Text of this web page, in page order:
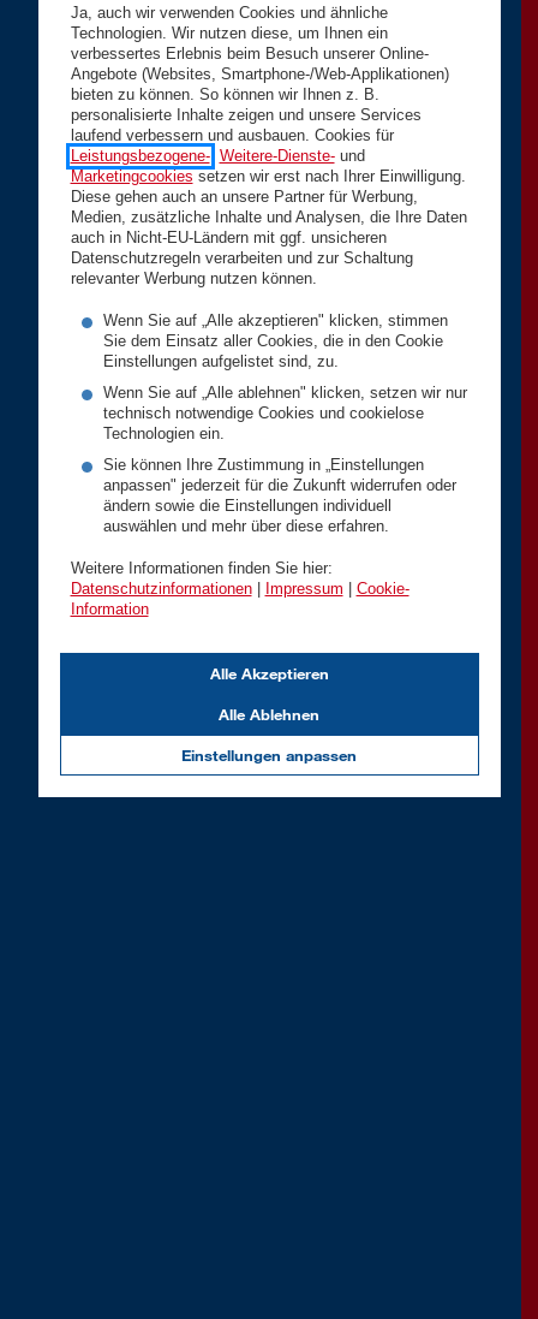
Ja, auch wir verwenden Cookies und ähnliche
Technologien. Wir nutzen diese, um Ihnen ein
verbessertes Erlebnis beim Besuch unserer Online-
Angebote (Websites, Smartphone-/Web-Applikationen)
bieten zu können. So können wir Ihnen z. B.
personalisierte Inhalte zeigen und unsere Services
laufend verbessern und ausbauen. Cookies für
Leistungsbezogene-, Weitere-Dienste-und
Marketingcookies setzen wir erst nach Ihrer Einwilligung.
Diese gehen auch an unsere Partner für Werbung,
Medien, zusätzliche Inhalte und Analysen, die Ihre Daten
auch in Nicht-EU-Ländern mit ggf. unsicheren
Datenschutzregeln verarbeiten und zur Schaltung
relevanter Werbung nutzen können.
Wenn Sie auf „Alle akzeptieren" klicken, stimmen
Sie dem Einsatz aller Cookies, die in den Cookie
Einstellungen aufgelistet sind, zu.
Wenn Sie auf „Alle ablehnen" klicken, setzen wir nur
technisch notwendige Cookies und cookielose
Technologien ein.
Sie können Ihre Zustimmung in „Einstellungen
anpassen" jederzeit für die Zukunft widerrufen oder
ändern sowie die Einstellungen individuell
auswählen und mehr über diese erfahren.
Weitere Informationen finden Sie hier:
Datenschutzinformationen| Impressum
Cookie-
Information
Einstellungen anpassen
Alle Ablehnen
Alle Akzeptieren